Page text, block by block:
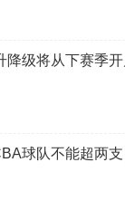
降级将从下赛季
球队不能超两